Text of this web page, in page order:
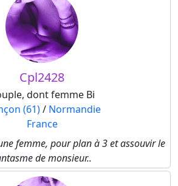
Cpl2428
dont femme Bi
(61)/ Normandie
France
femme, pour plan à 3 et assouvir le
de monsieur..